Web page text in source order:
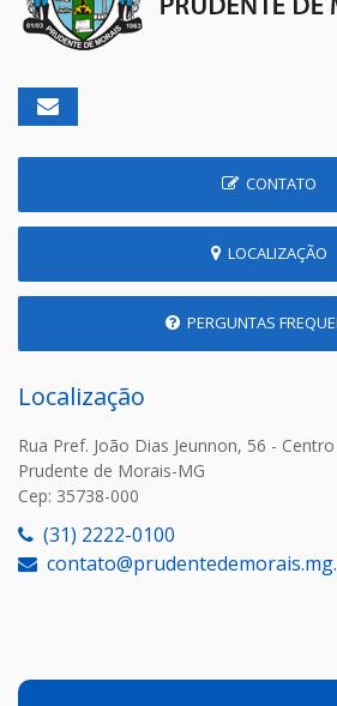
CONTATO
LOCALIZAÇÃO
PERGUNTAS
Localização
Rua Pref. João Dias Jeunnon, 56 - Centro
Prudente de Morais-MG
Cep: 35738-000
(31) 2222-0100